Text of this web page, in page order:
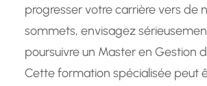
progresser votre carrière vers de
sommets, envisagez
poursuivre un Master en Gestion
Cette formation spécialisée peut